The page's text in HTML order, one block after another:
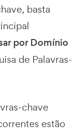
basta
por Domínio
de Palavras-
chave
estão